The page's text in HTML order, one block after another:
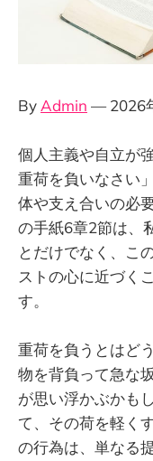
By Admin — 2026
個人主義や自立が
重荷を負いなさい
体や支え合いの必
の手紙6章2節は、
とだけでなく、こ
ストの心に近づく
す。
重荷を負うとはど
物を背負って急な
が思い浮かぶかも
て、その荷を軽く
の行為は、単なる